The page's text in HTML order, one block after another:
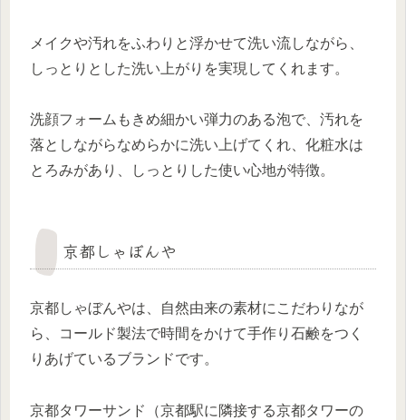
メイクや汚れをふわりと浮かせて洗い流しながら、
しっとりとした洗い上がりを実現してくれます。
洗顔フォームもきめ細かい弾力のある泡で、汚れを
落としながらなめらかに洗い上げてくれ、化粧水は
とろみがあり、しっとりした使い心地が特徴。
京都しゃぼんや
京都しゃぼんやは、自然由来の素材にこだわりなが
ら、コールド製法で時間をかけて手作り石鹸をつく
りあげているブランドです。
京都タワーサンド（京都駅に隣接する京都タワーの